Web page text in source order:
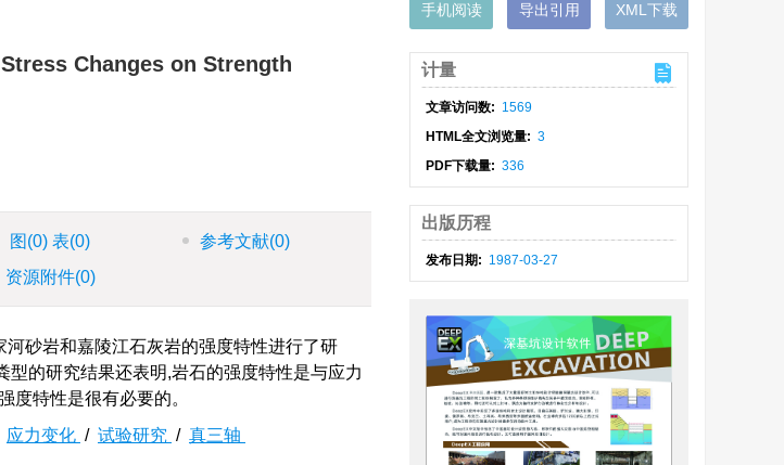
Changes on Strength
图 (0) 表(0) 参考文献(0)
资源附件(0)
砂岩和嘉陵江石灰岩的强度特性进行了研
的研究结果还表明,岩石的强度特性是与应力
度特性是很有必要的。
应力变化 / 试验研究 / 真三轴
手机阅读 导出引用 XML下载
计量
文章访问数: 1569
HTML全文浏览量: 3
PDF下载量: 336
出版历程
发布日期: 1987-03-27